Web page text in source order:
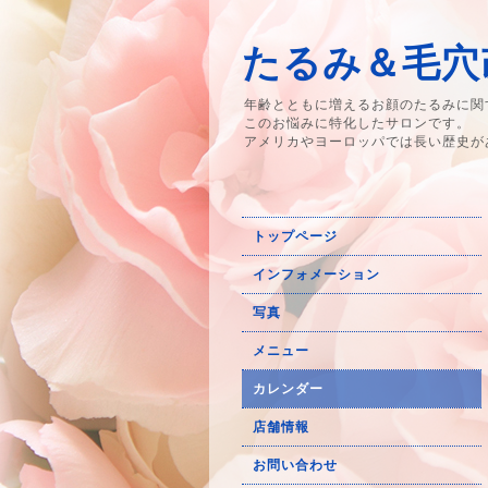
たるみ＆毛
年齢とともに増えるお顔のたるみに
このお悩みに特化したサロンです。
アメリカやヨーロッパでは長い歴史
トップページ
インフォメーション
写真
メニュー
カレンダー
店舗情報
お問い合わせ